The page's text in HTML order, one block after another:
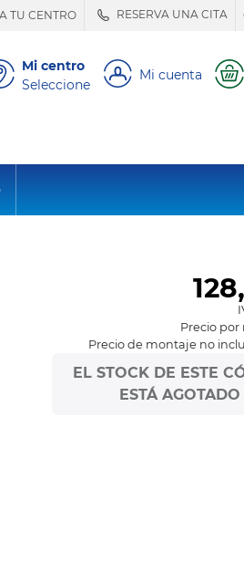
TU CENTRO RESERVA UNA CITA
Mi centro
Seleccione
Mi cuenta
Precio
Precio de montaje no
EL STOCK DE ESTE
ESTÁ AGOTADO